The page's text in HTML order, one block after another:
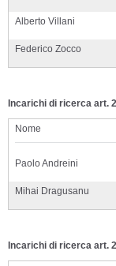
Alberto Villani
Federico Zocco
Incarichi di ricerca art.
Nome
Paolo Andreini
Mihai Dragusanu
Incarichi di ricerca art.